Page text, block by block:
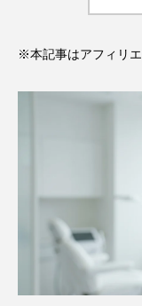
※本記事はアフィリエ